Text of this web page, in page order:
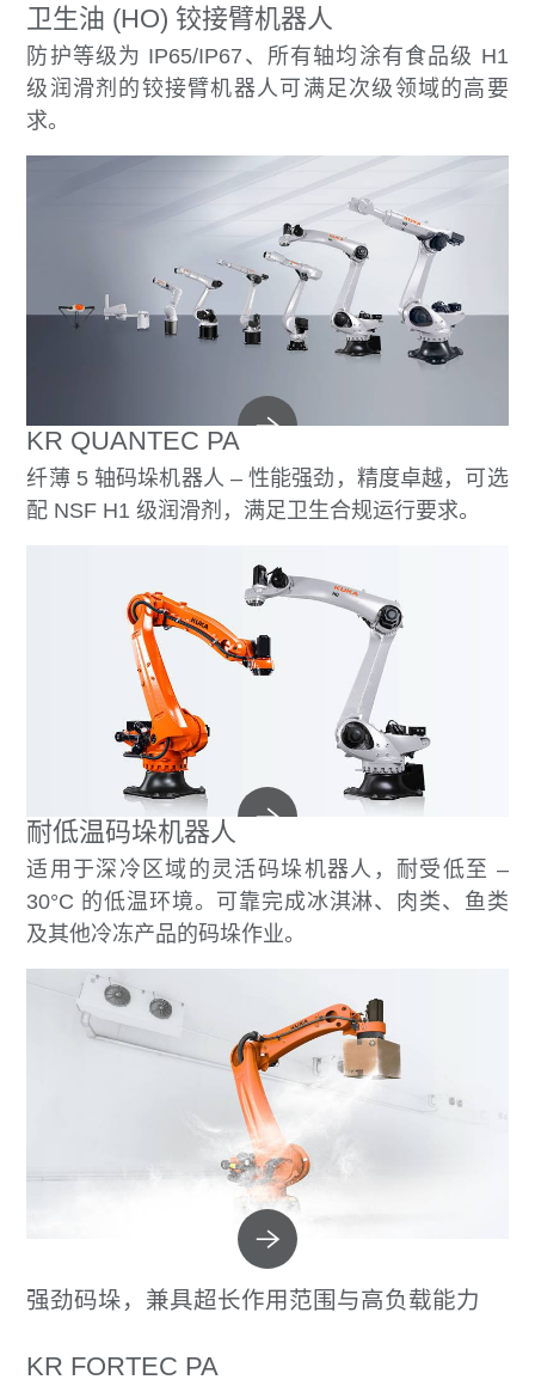
卫生油 (HO) 铰接臂机器人
防护等级为 IP65/IP67、所有轴均涂有食品级 H1
级润滑剂的铰接臂机器人可满足次级领域的高要
求。
KR QUANTEC PA
纤薄 5 轴码垛机器人 – 性能强劲，精度卓越，可选
配 NSF H1 级润滑剂，满足卫生合规运行要求。
耐低温码垛机器人
适用于深冷区域的灵活码垛机器人，耐受低至 –
30°C 的低温环境。可靠完成冰淇淋、肉类、鱼类
及其他冷冻产品的码垛作业。
强劲码垛，兼具超长作用范围与高负载能力
KR FORTEC PA